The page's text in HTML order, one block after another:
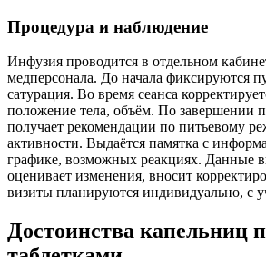
Процедура и наблюдение
Инфузия проводится в отдельном
медперсонала. До начала фиксируются
сатурация. Во время сеанса
положение тела, объём. По завершении
получает рекомендации по питьевому
активности. Выдаётся памятка с
графике, возможных реакциях. Данные
оценивает изменения, вносит
визиты планируются индивидуально, с
Достоинства капельниц